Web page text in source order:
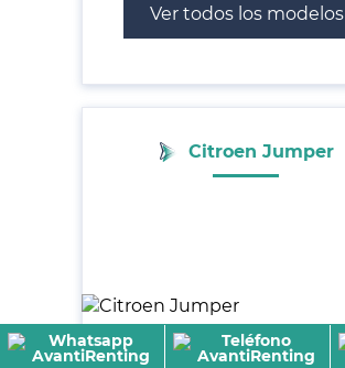
Ver todos los modelos
Citroen Jumper